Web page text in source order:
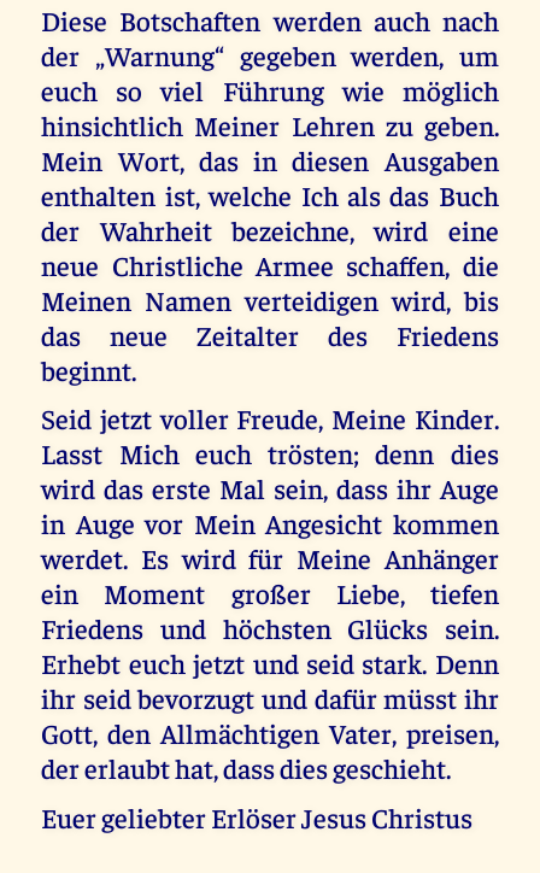
Diese Botschaften werden auch nach
der „Warnung“ gegeben werden, um
euch so viel Führung wie möglich
hinsichtlich Meiner Lehren zu geben.
Mein Wort, das in diesen Ausgaben
enthalten ist, welche Ich als das Buch
der Wahrheit bezeichne, wird eine
neue Christliche Armee schaffen, die
Meinen Namen verteidigen wird, bis
das neue Zeitalter des Friedens
beginnt.
Seid jetzt voller Freude, Meine Kinder.
Lasst Mich euch trösten; denn dies
wird das erste Mal sein, dass ihr Auge
in Auge vor Mein Angesicht kommen
werdet. Es wird für Meine Anhänger
ein Moment großer Liebe, tiefen
Friedens und höchsten Glücks sein.
Erhebt euch jetzt und seid stark. Denn
ihr seid bevorzugt und dafür müsst ihr
Gott, den Allmächtigen Vater, preisen,
der erlaubt hat, dass dies geschieht.
Euer geliebter Erlöser Jesus Christus